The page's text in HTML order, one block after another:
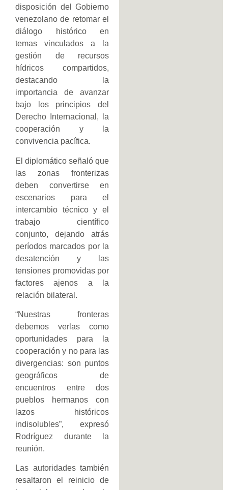
disposición del Gobierno
venezolano de retomar el
diálogo histórico en
temas vinculados a la
gestión de recursos
hídricos compartidos,
destacando la
importancia de avanzar
bajo los principios del
Derecho Internacional, la
cooperación y la
convivencia pacífica.
El diplomático señaló que
las zonas fronterizas
deben convertirse en
escenarios para el
intercambio técnico y el
trabajo científico
conjunto, dejando atrás
períodos marcados por la
desatención y las
tensiones promovidas por
factores ajenos a la
relación bilateral.
“Nuestras fronteras
debemos verlas como
oportunidades para la
cooperación y no para las
divergencias: son puntos
geográficos de
encuentros entre dos
pueblos hermanos con
lazos históricos
indisolubles”, expresó
Rodríguez durante la
reunión.
Las autoridades también
resaltaron el reinicio de